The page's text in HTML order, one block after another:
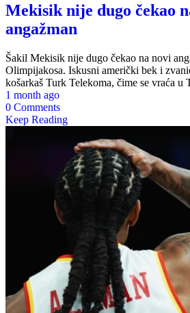
Mekisik nije dugo čekao
angažman
Šakil Mekisik nije dugo čekao na novi
Olimpijakosa. Iskusni američki bek i
košarkaš Turk Telekoma, čime se vraća u
1 month ago
0 Comments
Keep Reading